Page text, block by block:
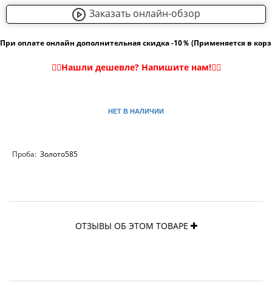
Заказать онлайн-обзор
При оплате онлайн дополнительная скидка -10％ (Применяется в
НЕТ В НАЛИЧИИ
Проба: Золото585
ОТЗЫВЫ ОБ ЭТОМ ТОВАРЕ